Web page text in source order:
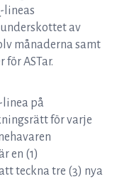
lineas
av
månaderna samt
ASTar.
linea på
för varje
en (1)
teckna tre (3) nya